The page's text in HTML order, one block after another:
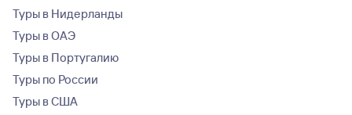
Туры в Нидерланды
Туры в ОАЭ
Туры в Португалию
Туры по России
Туры в США